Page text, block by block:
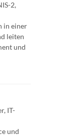
2,
in einer
leiten
und
IT-
und